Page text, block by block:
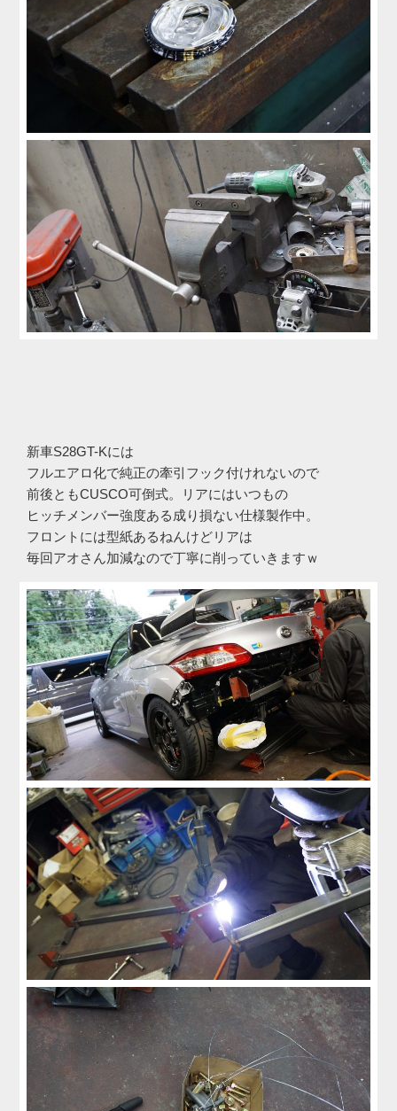
新車S28GT-Kには
フルエアロ化で純正の牽引フック付けれないので
前後ともCUSCO可倒式。リアにはいつもの
ヒッチメンバー強度ある成り損ない仕様製作中。
フロントには型紙あるねんけどリアは
毎回アオさん加減なので丁寧に削っていきますｗ